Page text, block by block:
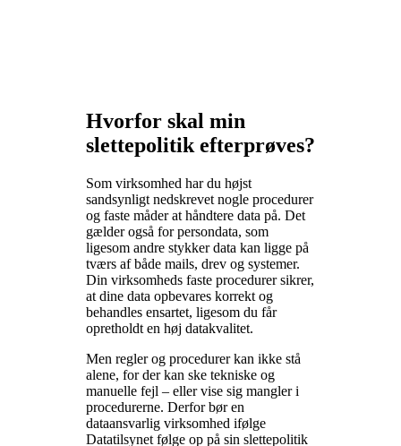
Hvorfor skal min
slettepolitik efterprøves?
Som virksomhed har du højst
sandsynligt nedskrevet nogle procedurer
og faste måder at håndtere data på. Det
gælder også for persondata, som
ligesom andre stykker data kan ligge på
tværs af både mails, drev og systemer.
Din virksomheds faste procedurer sikrer,
at dine data opbevares korrekt og
behandles ensartet, ligesom du får
opretholdt en høj datakvalitet.
Men regler og procedurer kan ikke stå
alene, for der kan ske tekniske og
manuelle fejl – eller vise sig mangler i
procedurerne. Derfor bør en
dataansvarlig virksomhed ifølge
Datatilsynet følge op på sin slettepolitik